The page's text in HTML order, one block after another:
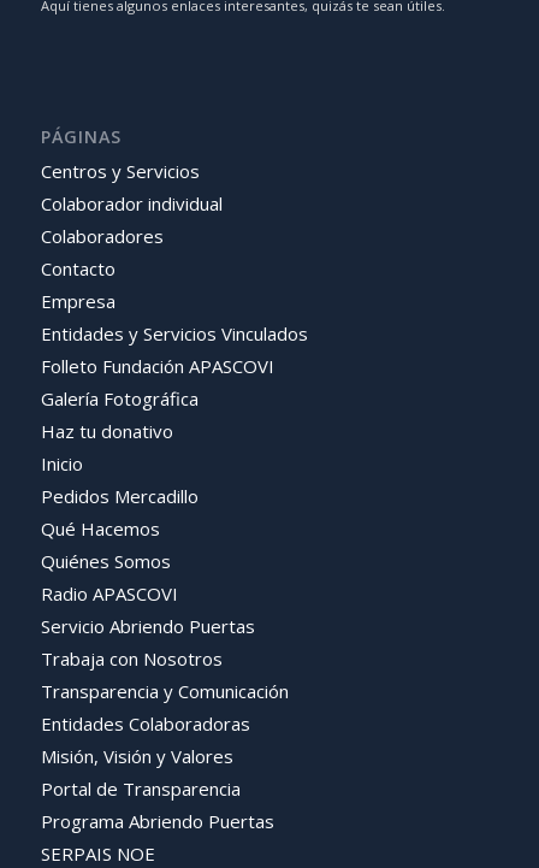
Aquí tienes algunos enlaces interesantes, quizás te sean útiles.
PÁGINAS
Centros y Servicios
Colaborador individual
Colaboradores
Contacto
Empresa
Entidades y Servicios Vinculados
Folleto Fundación APASCOVI
Galería Fotográfica
Haz tu donativo
Inicio
Pedidos Mercadillo
Qué Hacemos
Quiénes Somos
Radio APASCOVI
Servicio Abriendo Puertas
Trabaja con Nosotros
Transparencia y Comunicación
Entidades Colaboradoras
Misión, Visión y Valores
Portal de Transparencia
Programa Abriendo Puertas
SERPAIS NOE